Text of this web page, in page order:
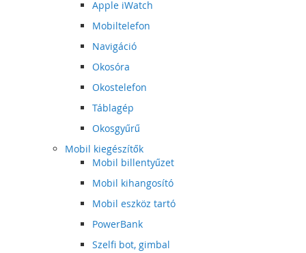
Apple iWatch
Mobiltelefon
Navigáció
Okosóra
Okostelefon
Táblagép
Okosgyűrű
Mobil kiegészítők
Mobil billentyűzet
Mobil kihangosító
Mobil eszköz tartó
PowerBank
Szelfi bot, gimbal